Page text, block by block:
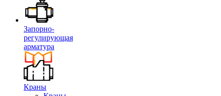
Запорно-
регулирующая
арматура
Краны